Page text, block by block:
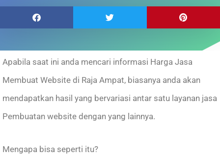
Apabila saat ini anda mencari informasi Harga Jasa
Membuat Website di Raja Ampat, biasanya anda akan
mendapatkan hasil yang bervariasi antar satu layanan jasa
Pembuatan website dengan yang lainnya.
Mengapa bisa seperti itu?